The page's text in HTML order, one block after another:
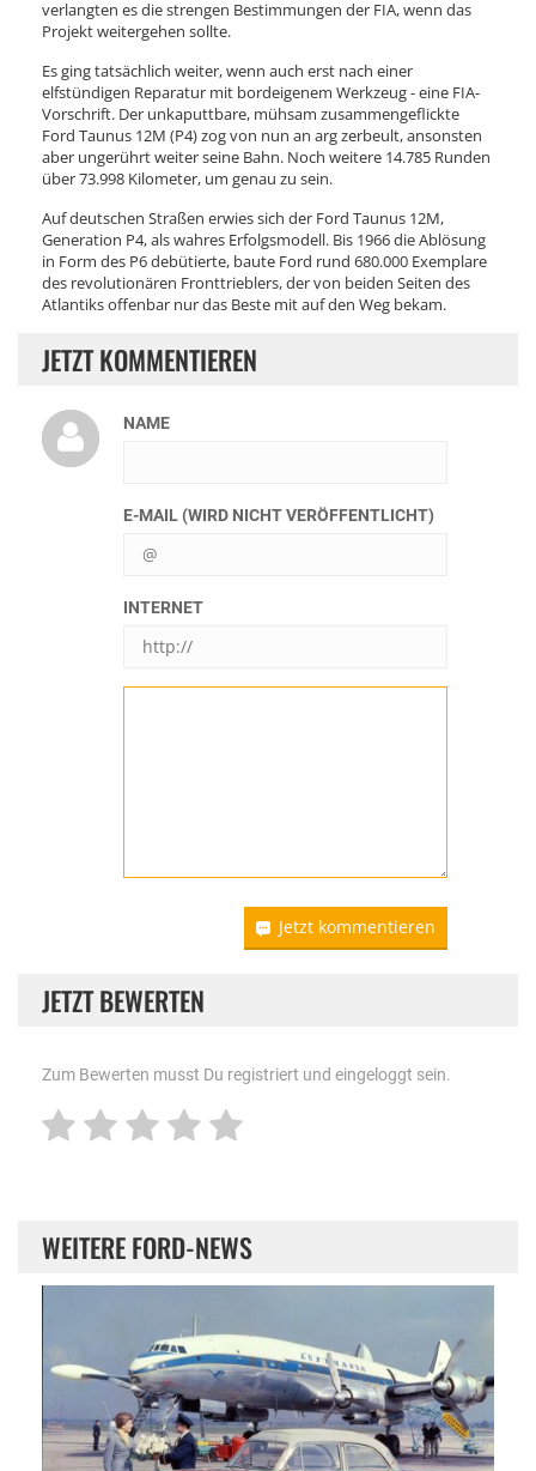
verlangten es die strengen Bestimmungen der FIA, wenn das
Projekt weitergehen sollte.
Es ging tatsächlich weiter, wenn auch erst nach einer
elfstündigen Reparatur mit bordeigenem Werkzeug - eine FIA-
Vorschrift. Der unkaputtbare, mühsam zusammengeflickte
Ford Taunus 12M (P4) zog von nun an arg zerbeult, ansonsten
aber ungerührt weiter seine Bahn. Noch weitere 14.785 Runden
über 73.998 Kilometer, um genau zu sein.
Auf deutschen Straßen erwies sich der Ford Taunus 12M,
Generation P4, als wahres Erfolgsmodell. Bis 1966 die Ablösung
in Form des P6 debütierte, baute Ford rund 680.000 Exemplare
des revolutionären Fronttrieblers, der von beiden Seiten des
Atlantiks offenbar nur das Beste mit auf den Weg bekam.
JETZT KOMMENTIEREN
NAME
E-MAIL (WIRD NICHT VERÖFFENTLICHT)
INTERNET
Jetzt kommentieren
JETZT BEWERTEN
Zum Bewerten musst Du registriert und eingeloggt sein.
WEITERE FORD-NEWS